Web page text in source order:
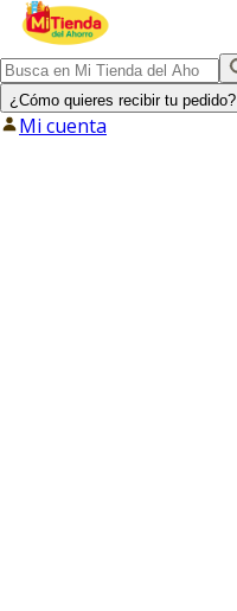
¿Cómo quieres recibir tu pedido?
Mi cuenta